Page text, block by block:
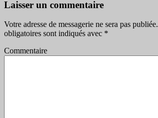
Laisser un commentaire
Votre adresse de messagerie ne sera pas publiée.
obligatoires sont indiqués avec *
Commentaire